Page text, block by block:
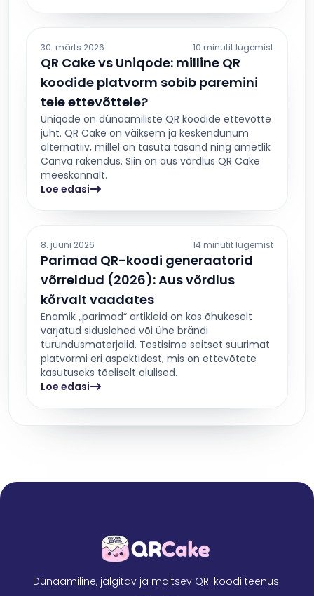
30. märts 2026 10 minutit lugemist
QR Cake vs Uniqode: milline QR
koodide platvorm sobib paremini
teie ettevõttele?
Uniqode on dünaamiliste QR koodide ettevõtte
juht. QR Cake on väiksem ja keskendunum
alternatiiv, millel on tasuta tasand ning ametlik
Canva rakendus. Siin on aus võrdlus QR Cake
meeskonnalt.
Loe edasi
8. juuni 2026 14 minutit lugemist
Parimad QR-koodi generaatorid
võrreldud (2026): Aus võrdlus
kõrvalt vaadates
Enamik „parimad“ artikleid on kas õhukeselt
varjatud siduslehed või ühe brändi
turundusmaterjalid. Testisime seitset suurimat
platvormi eri aspektidest, mis on ettevõtete
kasutuseks tõeliselt olulised.
Loe edasi
Dünaamiline, jälgitav ja maitsev QR-koodi teenus.